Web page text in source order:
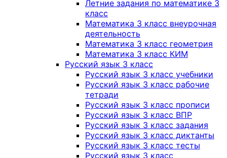
Летние задания по математике 3
класс
Математика 3 класс внеурочная
деятельность
Математика 3 класс геометрия
Математика 3 класс КИМ
Русский язык 3 класс
Русский язык 3 класс учебники
Русский язык 3 класс рабочие
тетради
Русский язык 3 класс прописи
Русский язык 3 класс ВПР
Русский язык 3 класс задания
Русский язык 3 класс диктанты
Русский язык 3 класс тесты
Русский язык 3 класс